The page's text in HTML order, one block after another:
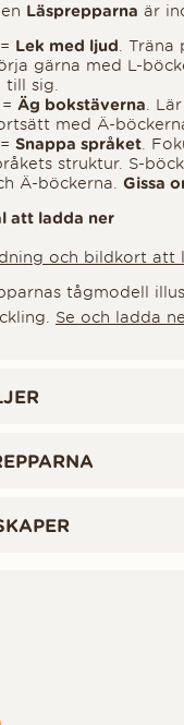
Läsprepparna är
= Lek med ljud. Träna
gärna med L-
till sig.
= Äg bokstäverna.
med Ä-
= Snappa språket.
struktur. S-
Ä-böckerna. Gissa
att ladda ner
och bildkort att
tågmodell
Se och ladda